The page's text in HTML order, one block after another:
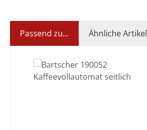
Passend zu... Ähnliche Artikel
Produktgalerie überspringen